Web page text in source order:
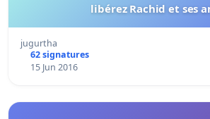
libérez Rachid et ses
jugurtha
62 signatures
15 Jun 2016